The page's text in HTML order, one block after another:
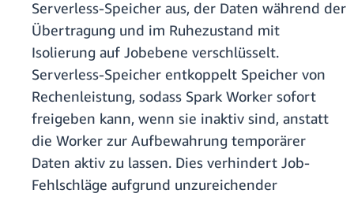
Serverless-Speicher aus, der Daten während der
Übertragung und im Ruhezustand mit
Isolierung auf Jobebene verschlüsselt.
Serverless-Speicher entkoppelt Speicher von
Rechenleistung, sodass Spark Worker sofort
freigeben kann, wenn sie inaktiv sind, anstatt
die Worker zur Aufbewahrung temporärer
Daten aktiv zu lassen. Dies verhindert Job-
Fehlschläge aufgrund unzureichender